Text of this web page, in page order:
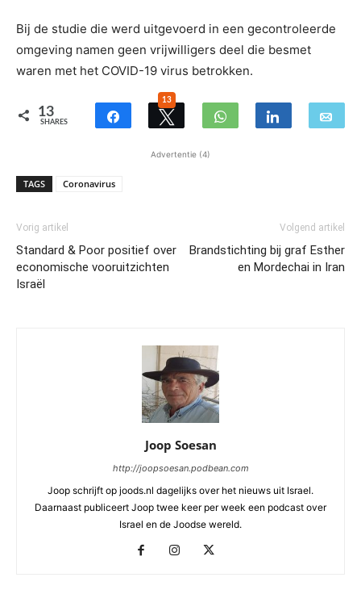
Bij de studie die werd uitgevoerd in een gecontroleerde
omgeving namen geen vrijwilligers deel die besmet
waren met het COVID-19 virus betrokken.
13
SHARES
13
Advertentie (4)
TAGS Coronavirus
Vorig artikel
Standard & Poor positief over
economische vooruitzichten
Israël
Volgend artikel
Brandstichting bij graf Esther
en Mordechai in Iran
Joop Soesan
http://joopsoesan.podbean.com
Joop schrijft op joods.nl dagelijks over het nieuws uit Israel.
Daarnaast publiceert Joop twee keer per week een podcast over
Israel en de Joodse wereld.